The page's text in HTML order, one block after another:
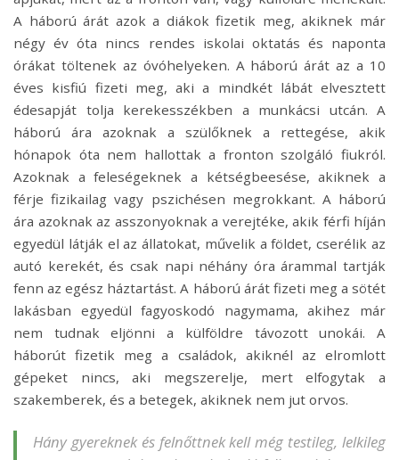
A háború árát azok a diákok fizetik meg, akiknek már
négy év óta nincs rendes iskolai oktatás és naponta
órákat töltenek az óvóhelyeken. A háború árát az a 10
éves kisfiú fizeti meg, aki a mindkét lábát elvesztett
édesapját tolja kerekesszékben a munkácsi utcán. A
háború ára azoknak a szülőknek a rettegése, akik
hónapok óta nem hallottak a fronton szolgáló fiukról.
Azoknak a feleségeknek a kétségbeesése, akiknek a
férje fizikailag vagy pszichésen megrokkant. A háború
ára azoknak az asszonyoknak a verejtéke, akik férfi híján
egyedül látják el az állatokat, művelik a földet, cserélik az
autó kerekét, és csak napi néhány óra árammal tartják
fenn az egész háztartást. A háború árát fizeti meg a sötét
lakásban egyedül fagyoskodó nagymama, akihez már
nem tudnak eljönni a külföldre távozott unokái. A
háborút fizetik meg a családok, akiknél az elromlott
gépeket nincs, aki megszerelje, mert elfogytak a
szakemberek, és a betegek, akiknek nem jut orvos.
Hány gyereknek és felnőttnek kell még testileg, lelkileg